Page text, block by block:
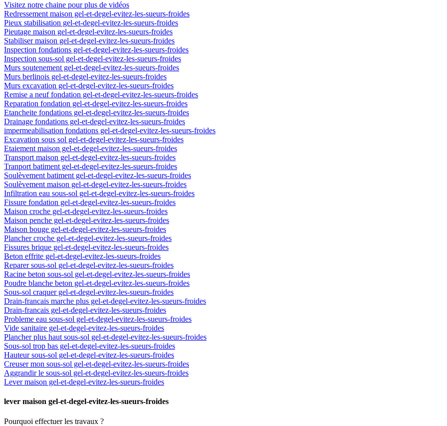
Visitez notre chaine pour plus de vidéos
Redressement maison gel-et-degel-evitez-les-sueurs-froides
Pieux stabilisation gel-et-degel-evitez-les-sueurs-froides
Pieutage maison gel-et-degel-evitez-les-sueurs-froides
Stabiliser maison gel-et-degel-evitez-les-sueurs-froides
Inspection fondations gel-et-degel-evitez-les-sueurs-froides
Inspection sous-sol gel-et-degel-evitez-les-sueurs-froides
Murs soutenement gel-et-degel-evitez-les-sueurs-froides
Murs berlinois gel-et-degel-evitez-les-sueurs-froides
Murs excavation gel-et-degel-evitez-les-sueurs-froides
Remise a neuf fondation gel-et-degel-evitez-les-sueurs-froides
Reparation fondation gel-et-degel-evitez-les-sueurs-froides
Etancheite fondations gel-et-degel-evitez-les-sueurs-froides
Drainage fondations gel-et-degel-evitez-les-sueurs-froides
impermeabilisation fondations gel-et-degel-evitez-les-sueurs-froides
Excavation sous sol gel-et-degel-evitez-les-sueurs-froides
Etaiement maison gel-et-degel-evitez-les-sueurs-froides
Transport maison gel-et-degel-evitez-les-sueurs-froides
Tranport batiment gel-et-degel-evitez-les-sueurs-froides
Soulèvement batiment gel-et-degel-evitez-les-sueurs-froides
Soulèvement maison gel-et-degel-evitez-les-sueurs-froides
Infiltration eau sous-sol gel-et-degel-evitez-les-sueurs-froides
Fissure fondation gel-et-degel-evitez-les-sueurs-froides
Maison croche gel-et-degel-evitez-les-sueurs-froides
Maison penche gel-et-degel-evitez-les-sueurs-froides
Maison bouge gel-et-degel-evitez-les-sueurs-froides
Plancher croche gel-et-degel-evitez-les-sueurs-froides
Fissures brique gel-et-degel-evitez-les-sueurs-froides
Beton effrite gel-et-degel-evitez-les-sueurs-froides
Reparer sous-sol gel-et-degel-evitez-les-sueurs-froides
Racine beton sous-sol gel-et-degel-evitez-les-sueurs-froides
Poudre blanche beton gel-et-degel-evitez-les-sueurs-froides
Sous-sol craquer gel-et-degel-evitez-les-sueurs-froides
Drain-francais marche plus gel-et-degel-evitez-les-sueurs-froides
Drain-francais gel-et-degel-evitez-les-sueurs-froides
Probleme eau sous-sol gel-et-degel-evitez-les-sueurs-froides
Vide sanitaire gel-et-degel-evitez-les-sueurs-froides
Plancher plus haut sous-sol gel-et-degel-evitez-les-sueurs-froides
Sous-sol trop bas gel-et-degel-evitez-les-sueurs-froides
Hauteur sous-sol gel-et-degel-evitez-les-sueurs-froides
Creuser mon sous-sol gel-et-degel-evitez-les-sueurs-froides
Aggrandir le sous-sol gel-et-degel-evitez-les-sueurs-froides
Lever maison gel-et-degel-evitez-les-sueurs-froides
lever maison gel-et-degel-evitez-les-sueurs-froides
Pourquoi effectuer les travaux ?